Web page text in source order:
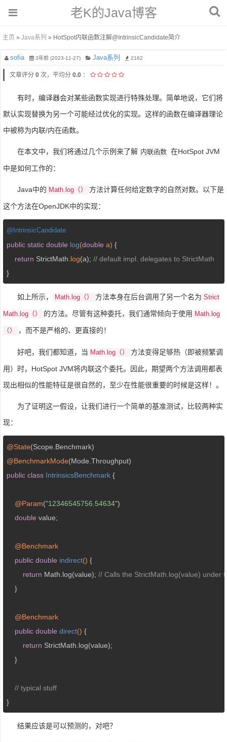
老K的Java博客
主页 » Java系列 » HotSpot内联函数注解@IntrinsicCandidate简介
sofia 3年前 (2023-11-27) Java系列 2162
文章评分 0 次，平均分 0.0 ：
有时，编译器会对某些函数实现进行特殊处理。简单地说，它们将
默认实现替换为另一个可能经过优化的实现。这样的函数在编译器理论
中被称为内联/内在函数。
在本文中，我们将通过几个示例来了解 内联函数 在HotSpot JVM
中是如何工作的：
Java中的 Math.log（） 方法计算任何给定数字的自然对数。以下是
这个方法在OpenJDK中的实现：
@ IntrinsicCandidate
public static double log(double a) {
return StrictMath. log(a); // default impl. delegates to StrictMath
}
如上所示， Math.log（） 方法本身在后台调用了另一个名为 Strict
Math.log（） 的方法。尽管有这种委托，我们通常倾向于使用 Math.log
（） ，而不是严格的、更直接的！
好吧，我们都知道，当 Math.log（） 方法变得足够热（即被频繁调
用）时，HotSpot JVM将内联这个委托。因此，期望两个方法调用都表
现出相似的性能特征是很自然的，至少在性能很重要的时候是这样！。
为了证明这一假设，让我们进行一个简单的基准测试，比较两种实
现：
@State
@BenchmarkMode
public class IntrinsicsBenchmark {
@Param("12346545756.54634")
double value;
@Benchmark
public double indirect() {
return Math.log(value); // Calls the StrictMath.log(value) under
    }
@Benchmark
public double direct() {
return StrictMath.log(value);
    }
// typical stuff
}
结果应该是可以预测的，对吧？